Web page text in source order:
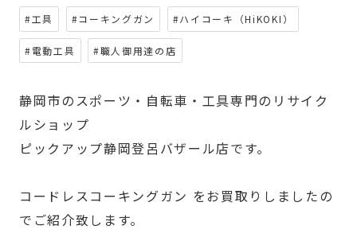
#工具 #コーキングガン #ハイコーキ（HiKOKI）
#電動工具 #職人御用達の店
静岡市のスポーツ・自転車・工具専門のリサイク
ルショップ
ピックアップ静岡登呂バザール店です。
コードレスコーキングガン をお買取りしましたの
でご紹介致します。